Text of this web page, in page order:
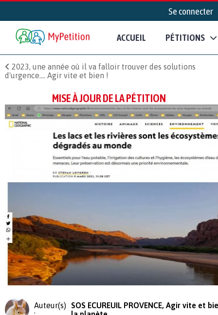
Se connecter
ACCUEIL PÉTITIONS
2023, une année où il va falloir trouver des solutions
d'urgence.... Agir vite et bien !
MISE À JOUR DE LA PÉTITION
Auteur(s)
SOS ECUREUIL PROVENCE, Agir vite et